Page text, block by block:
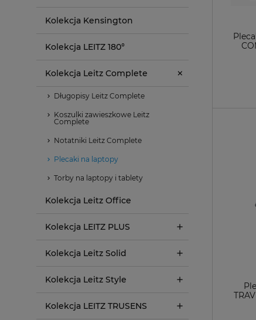
Kolekcja Kensington
Kolekcja LEITZ 180°
Kolekcja Leitz Complete
Długopisy Leitz Complete
Koszulki zawieszkowe Leitz
Complete
Notatniki Leitz Complete
Plecaki na laptopy
Torby na laptopy i tablety
Kolekcja Leitz Office
Kolekcja LEITZ PLUS
Kolekcja Leitz Solid
Kolekcja Leitz Style
Kolekcja LEITZ TRUSENS